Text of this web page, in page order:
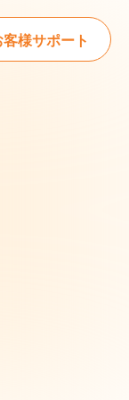
客様サポート